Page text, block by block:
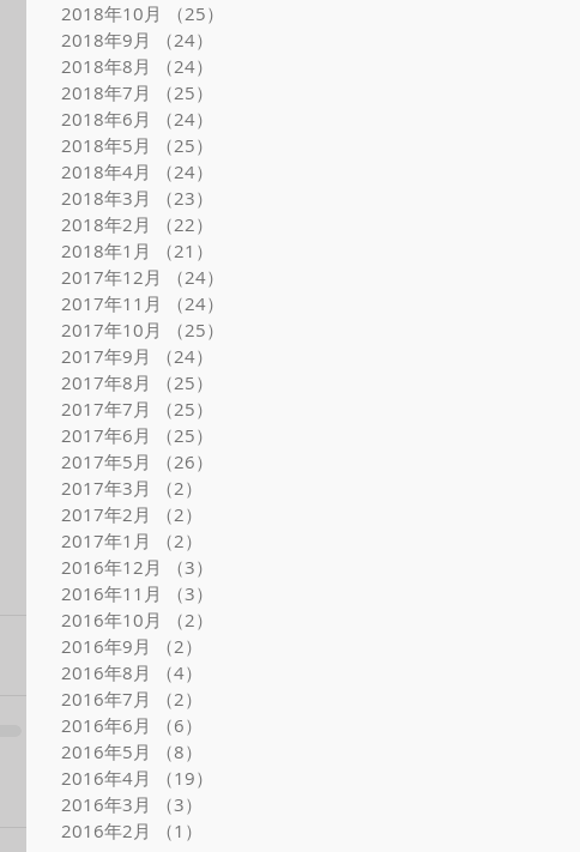
2018年10月
（25）
2018年9月
（24）
2018年8月
（24）
2018年7月
（25）
2018年6月
（24）
2018年5月
（25）
2018年4月
（24）
2018年3月
（23）
2018年2月
（22）
2018年1月
（21）
2017年12月
（24）
2017年11月
（24）
2017年10月
（25）
2017年9月
（24）
2017年8月
（25）
2017年7月
（25）
2017年6月
（25）
2017年5月
（26）
2017年3月
（2）
2017年2月
（2）
2017年1月
（2）
2016年12月
（3）
2016年11月
（3）
2016年10月
（2）
2016年9月
（2）
2016年8月
（4）
2016年7月
（2）
2016年6月
（6）
2016年5月
（8）
2016年4月
（19）
2016年3月
（3）
2016年2月
（1）